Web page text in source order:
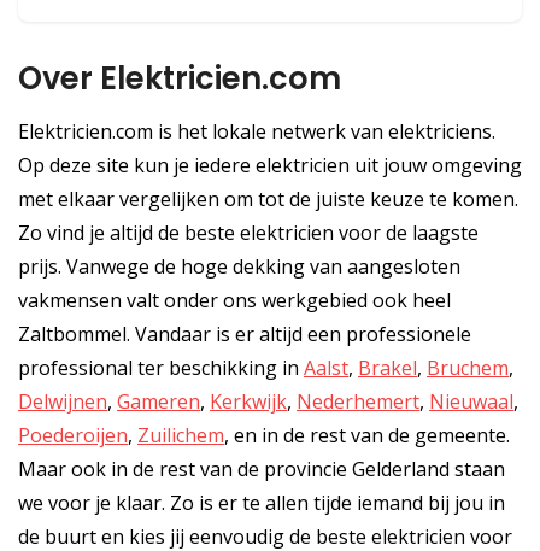
Over Elektricien.com
Elektricien.com is het lokale netwerk van elektriciens.
Op deze site kun je iedere elektricien uit jouw omgeving
met elkaar vergelijken om tot de juiste keuze te komen.
Zo vind je altijd de beste elektricien voor de laagste
prijs. Vanwege de hoge dekking van aangesloten
vakmensen valt onder ons werkgebied ook heel
Zaltbommel. Vandaar is er altijd een professionele
professional ter beschikking in Aalst, Brakel, Bruchem,
Delwijnen, Gameren, Kerkwijk, Nederhemert, Nieuwaal,
Poederoijen, Zuilichem, en in de rest van de gemeente.
Maar ook in de rest van de provincie Gelderland staan
we voor je klaar. Zo is er te allen tijde iemand bij jou in
de buurt en kies jij eenvoudig de beste elektricien voor